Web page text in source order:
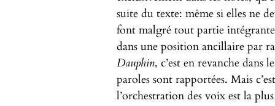
suite du texte: même si elles ne
font malgré tout partie
dans une position ancillaire par
Dauphin, c’est en revanche dans
paroles sont rapportées. Mais
l’orchestration des voix est la